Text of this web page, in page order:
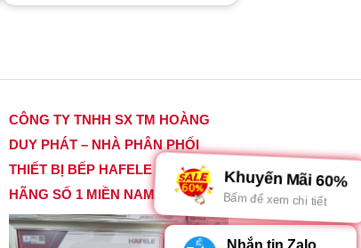
CÔNG TY TNHH SX TM HOÀNG
DUY PHÁT – NHÀ PHÂN PHỐI
THIẾT BỊ BẾP HAFELE CHÍNH
HÃNG SỐ 1 MIỀN NAM
Khuyến Mãi 60%
Bấm để xem chi tiết
Nhắn tin Zalo